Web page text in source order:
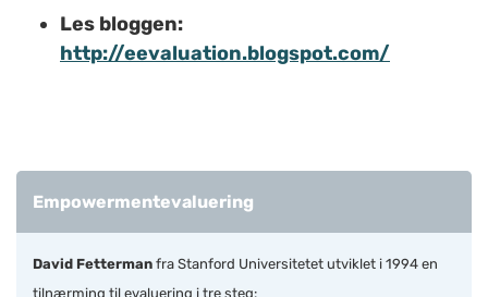
Les bloggen:
http://eevaluation.blogspot.com/
Empowermentevaluering
David Fetterman fra Stanford Universitetet utviklet i 1994 en
tilnærming til evaluering i tre steg: